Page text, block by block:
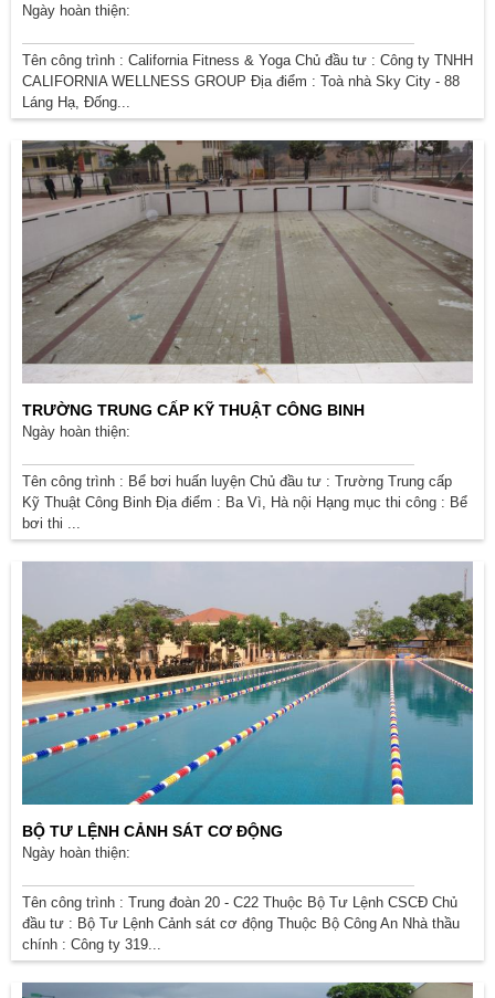
Ngày hoàn thiện:
Tên công trình : California Fitness & Yoga Chủ đầu tư : Công ty TNHH
CALIFORNIA WELLNESS GROUP Địa điểm : Toà nhà Sky City - 88
Láng Hạ, Đống...
TRƯỜNG TRUNG CẤP KỸ THUẬT CÔNG BINH
Ngày hoàn thiện:
Tên công trình : Bể bơi huấn luyện Chủ đầu tư : Trường Trung cấp
Kỹ Thuật Công Binh Địa điểm : Ba Vì, Hà nội Hạng mục thi công : Bể
bơi thi ...
BỘ TƯ LỆNH CẢNH SÁT CƠ ĐỘNG
Ngày hoàn thiện:
Tên công trình : Trung đoàn 20 - C22 Thuộc Bộ Tư Lệnh CSCĐ Chủ
đầu tư : Bộ Tư Lệnh Cảnh sát cơ động Thuộc Bộ Công An Nhà thầu
chính : Công ty 319...